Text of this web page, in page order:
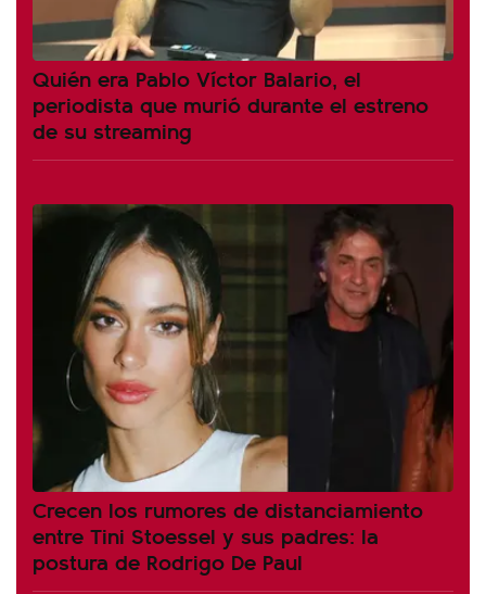
Quién era Pablo Víctor Balario, el
periodista que murió durante el estreno
de su streaming
Crecen los rumores de distanciamiento
entre Tini Stoessel y sus padres: la
postura de Rodrigo De Paul